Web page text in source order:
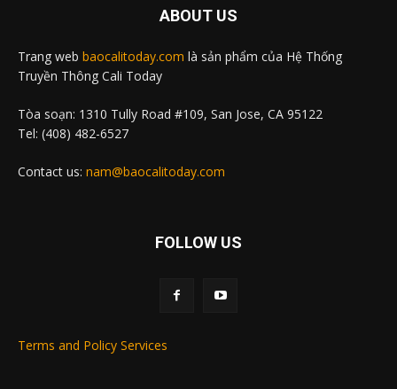
ABOUT US
Trang web baocalitoday.com là sản phẩm của Hệ Thống
Truyền Thông Cali Today
Tòa soạn: 1310 Tully Road #109, San Jose, CA 95122
Tel: (408) 482-6527
Contact us: nam@baocalitoday.com
FOLLOW US
Terms and Policy Services